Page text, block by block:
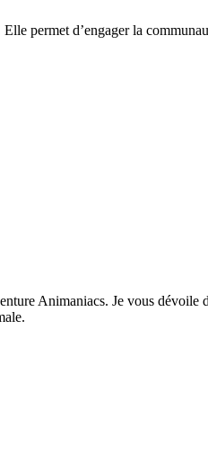
permet d’engager la
Animaniacs. Je vous